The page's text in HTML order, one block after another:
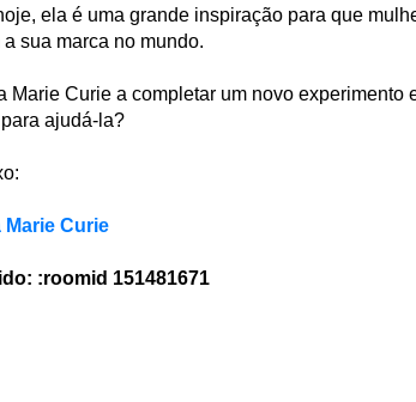
ela é uma grande inspiração para que
sua marca no mundo.
Marie Curie a completar um novo experimento
ajudá-la?
Marie Curie
:roomid 151481671